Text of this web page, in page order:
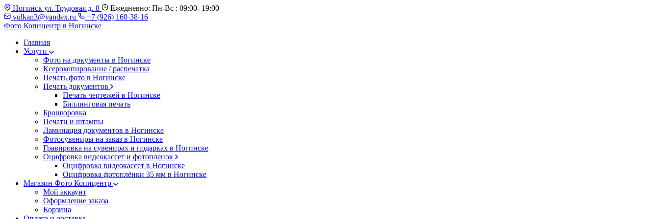
Ногинск ул. Трудовая д. 8
Ежедневно: Пн-Вс : 09:00- 19:00
vulkan3@yandex.ru
+7 (926) 160-38-16
Фото Копицентр в Ногинске
Главная
Услуги
Фото на документы в Ногинске
Ксерокопирование / распечатка
Печать фото в Ногинске
Печать документов
Печать чертежей в Ногинске
Биллинговая печать
Брошюровка
Печати и штампы
Ламинация документов в Ногинске
Фотосувениры на заказ в Ногинске
Гравировка на сувенирах и подарках в Ногинске
Оцифровка видеокассет и фотопленок
Оцифровка видеокассет в Ногинске
Оцифровка фотоплёнки 35 мм в Ногинске
Магазин Фото Копицентр
Мой аккаунт
Оформление заказа
Корзина